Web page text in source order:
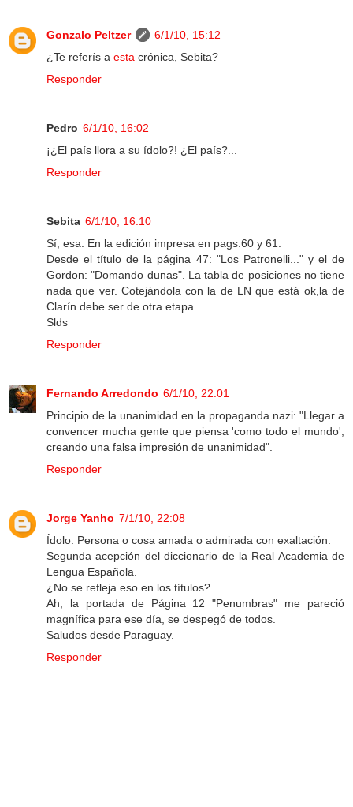
Gonzalo Peltzer
6/1/10, 15:12
¿Te referís a esta crónica, Sebita?
Responder
Pedro 6/1/10, 16:02
¡¿El país llora a su ídolo?! ¿El país?...
Responder
Sebita 6/1/10, 16:10
Sí, esa. En la edición impresa en pags.60 y 61.
Desde el título de la página 47: "Los Patronelli..." y el de
Gordon: "Domando dunas". La tabla de posiciones no tiene
nada que ver. Cotejándola con la de LN que está ok,la de
Clarín debe ser de otra etapa.
Slds
Responder
Fernando Arredondo 6/1/10, 22:01
Principio de la unanimidad en la propaganda nazi: "Llegar a
convencer mucha gente que piensa 'como todo el mundo',
creando una falsa impresión de unanimidad".
Responder
Jorge Yanho 7/1/10, 22:08
Ídolo: Persona o cosa amada o admirada con exaltación.
Segunda acepción del diccionario de la Real Academia de
Lengua Española.
¿No se refleja eso en los títulos?
Ah, la portada de Página 12 "Penumbras" me pareció
magnífica para ese día, se despegó de todos.
Saludos desde Paraguay.
Responder